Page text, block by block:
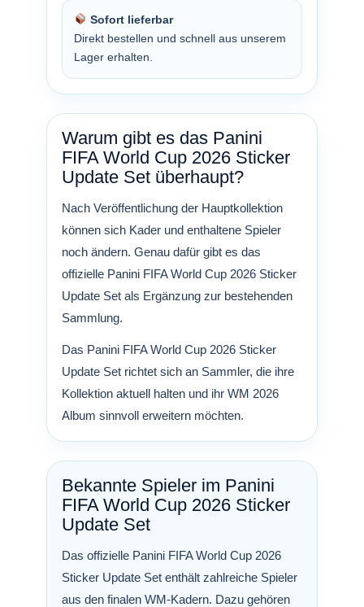
Sofort lieferbar
Direkt bestellen und schnell aus unserem
Lager erhalten.
Warum gibt es das Panini
FIFA World Cup 2026 Sticker
Update Set überhaupt?
Nach Veröffentlichung der Hauptkollektion
können sich Kader und enthaltene Spieler
noch ändern. Genau dafür gibt es das
offizielle Panini FIFA World Cup 2026 Sticker
Update Set als Ergänzung zur bestehenden
Sammlung.
Das Panini FIFA World Cup 2026 Sticker
Update Set richtet sich an Sammler, die ihre
Kollektion aktuell halten und ihr WM 2026
Album sinnvoll erweitern möchten.
Bekannte Spieler im Panini
FIFA World Cup 2026 Sticker
Update Set
Das offizielle Panini FIFA World Cup 2026
Sticker Update Set enthält zahlreiche Spieler
aus den finalen WM-Kadern. Dazu gehören